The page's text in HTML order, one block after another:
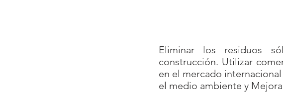
Eliminar los residuos
construcción. Utilizar
en el mercado
el medio ambiente y